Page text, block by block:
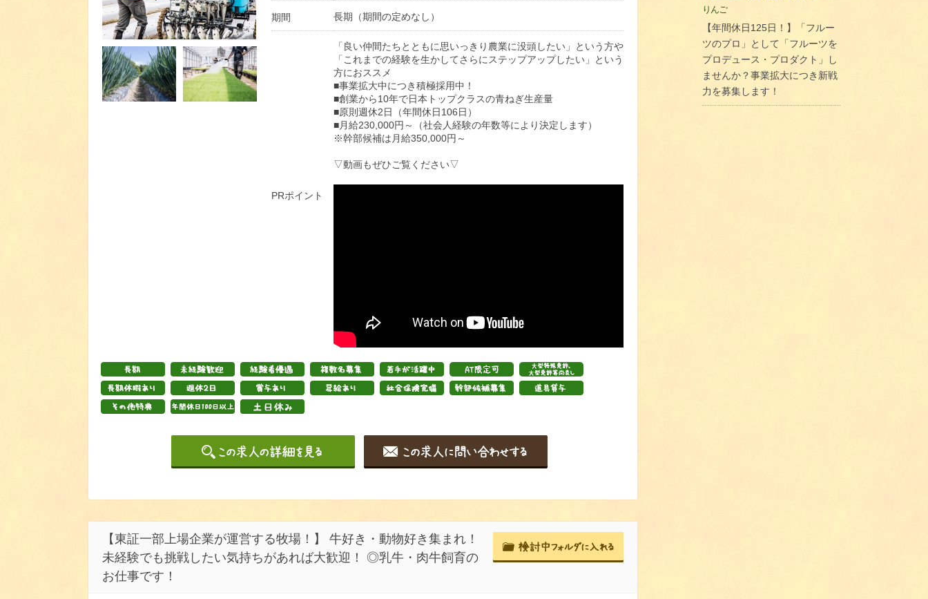
期間 長期（期間の定めなし）
PRポイント
「良い仲間たちとともに思いっきり農業に没頭したい」という方や
「これまでの経験を生かしてさらにステップアップしたい」という
方におススメ
■事業拡大中につき積極採用中！
■創業から10年で日本トップクラスの青ねぎ生産量
■原則週休2日（年間休日106日）
■月給230,000円～（社会人経験の年数等により決定します）
※幹部候補は月給350,000円～
▽動画もぜひご覧ください▽
【東証一部上場企業が運営する牧場！】 牛好き・動物好き集まれ！
未経験でも挑戦したい気持ちがあれば大歓迎！ ◎乳牛・肉牛飼育の
お仕事です！
りんご
【年間休日125日！】「フルー
ツのプロ」として「フルーツを
プロデュース・プロダクト」し
ませんか？事業拡大につき新戦
力を募集します！